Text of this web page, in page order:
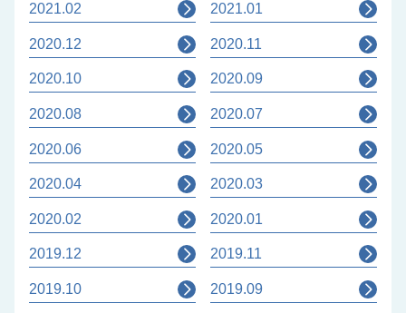
2021.02 2021.01
2020.12 2020.11
2020.10 2020.09
2020.08 2020.07
2020.06 2020.05
2020.04 2020.03
2020.02 2020.01
2019.12 2019.11
2019.10 2019.09